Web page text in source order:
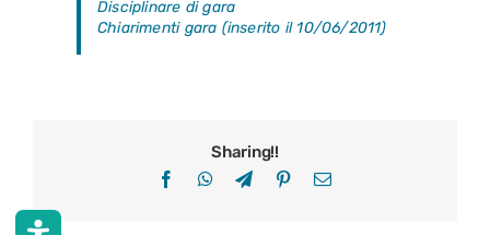
Disciplinare di gara
Chiarimenti gara (inserito il 10/06/2011)
Sharing!!
FacebookWhatsApp
TelegramPinterestEmail